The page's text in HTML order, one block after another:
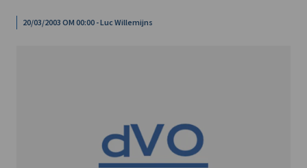
20/03/2003 OM 00:00 - Luc Willemijns